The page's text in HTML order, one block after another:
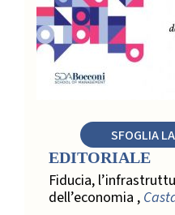
SFOGLIA
EDITORIALE
Fiducia,
dell’economia ,